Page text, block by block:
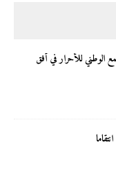
الوطني للأحرار في أفق